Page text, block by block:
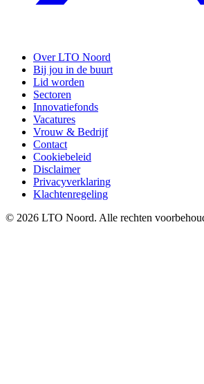
Over LTO Noord
Bij jou in de buurt
Lid worden
Sectoren
Innovatiefonds
Vacatures
Vrouw & Bedrijf
Contact
Cookiebeleid
Disclaimer
Privacyverklaring
Klachtenregeling
© 2026 LTO Noord. Alle rechten